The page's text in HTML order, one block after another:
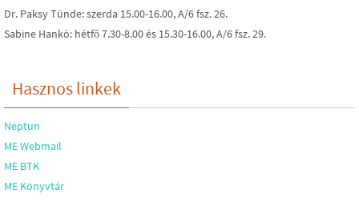
Dr. Paksy Tünde: szerda 15.00-16.00, A/6 fsz. 26.
Sabine Hankó: hétfő 7.30-8.00 és 15.30-16.00, A/6 fsz. 29.
Hasznos linkek
Neptun
ME Webmail
ME BTK
ME Könyvtár